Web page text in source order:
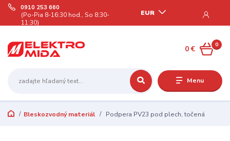
Menu
EUR
0910 253 660
(Po-Pia 8-16:30 hod., So 8:30-
11:30)
0
0 €
Bleskozvodný materiál Podpera PV23 pod plech, točená